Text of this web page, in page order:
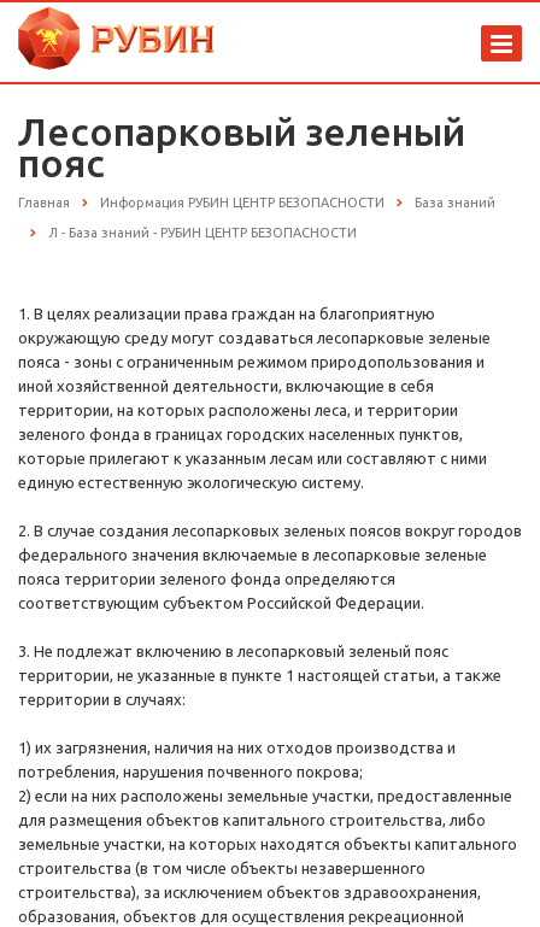
Лесопарковый зеленый
пояс
Главная Информация РУБИН ЦЕНТР БЕЗОПАСНОСТИ База знаний
Л - База знаний - РУБИН ЦЕНТР БЕЗОПАСНОСТИ
1. В целях реализации права граждан на благоприятную
окружающую среду могут создаваться лесопарковые зеленые
пояса - зоны с ограниченным режимом природопользования и
иной хозяйственной деятельности, включающие в себя
территории, на которых расположены леса, и территории
зеленого фонда в границах городских населенных пунктов,
которые прилегают к указанным лесам или составляют с ними
единую естественную экологическую систему.
2. В случае создания лесопарковых зеленых поясов вокруг городов
федерального значения включаемые в лесопарковые зеленые
пояса территории зеленого фонда определяются
соответствующим субъектом Российской Федерации.
3. Не подлежат включению в лесопарковый зеленый пояс
территории, не указанные в пункте 1 настоящей статьи, а также
территории в случаях:
1) их загрязнения, наличия на них отходов производства и
потребления, нарушения почвенного покрова;
2) если на них расположены земельные участки, предоставленные
для размещения объектов капитального строительства, либо
земельные участки, на которых находятся объекты капитального
строительства (в том числе объекты незавершенного
строительства), за исключением объектов здравоохранения,
образования, объектов для осуществления рекреационной